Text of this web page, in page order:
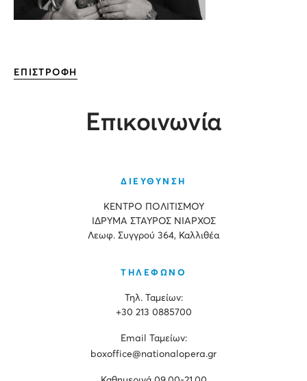
ΕΠΙΣΤΡΟΦΗ
Επικοινωνία
ΔΙΕΥΘΥΝΣΗ
ΚΕΝΤΡΟ ΠΟΛΙΤΙΣΜΟΥ
ΙΔΡΥΜΑ ΣΤΑΥΡΟΣ ΝΙΑΡΧΟΣ
Λεωφ. Συγγρού 364, Καλλιθέα
ΤΗΛΕΦΩΝΟ
Τηλ. Ταμείων:
+30 213 0885700
Εmail Ταμείων:
boxoffice@nationalopera.gr